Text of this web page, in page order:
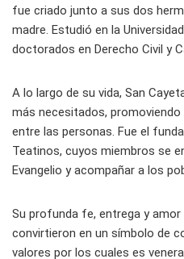
fue criado junto a sus dos
madre. Estudió en la
doctorados en Derecho Civil y
A lo largo de su vida, San
más necesitados,
entre las personas. Fue el
Teatinos, cuyos miembros se
Evangelio y acompañar a los
Su profunda fe, entrega y
convirtieron en un símbolo de
valores por los cuales es